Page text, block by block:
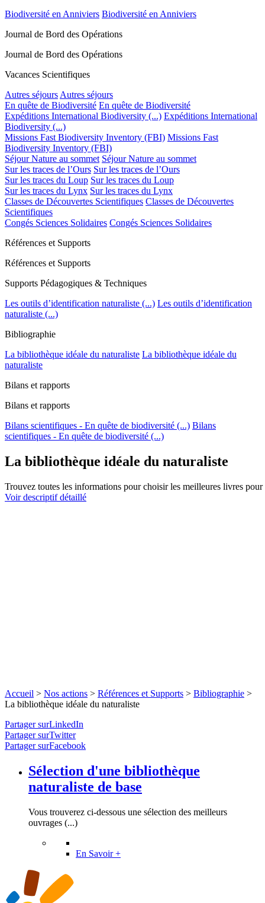
Biodiversité en Anniviers Biodiversité en Anniviers
Journal de Bord des Opérations
Journal de Bord des Opérations
Vacances Scientifiques
Autres séjours Autres séjours
En quête de Biodiversité En quête de Biodiversité
Expéditions International Biodiversity (...) Expéditions International
Biodiversity (...)
Missions Fast Biodiversity Inventory (FBI) Missions Fast
Biodiversity Inventory (FBI)
Séjour Nature au sommet Séjour Nature au sommet
Sur les traces de l’Ours Sur les traces de l’Ours
Sur les traces du Loup Sur les traces du Loup
Sur les traces du Lynx Sur les traces du Lynx
Classes de Découvertes Scientifiques Classes de Découvertes
Scientifiques
Congés Sciences Solidaires Congés Sciences Solidaires
Références et Supports
Références et Supports
Supports Pédagogiques & Techniques
Les outils d’identification naturaliste (...) Les outils d’identification
naturaliste (...)
Bibliographie
La bibliothèque idéale du naturaliste La bibliothèque idéale du
naturaliste
Bilans et rapports
Bilans et rapports
Bilans scientifiques - En quête de biodiversité (...) Bilans
scientifiques - En quête de biodiversité (...)
La bibliothèque idéale du naturaliste
Trouvez toutes les informations pour choisir les meilleures livres
Voir descriptif détaillé
Accueil > Nos actions > Références et Supports > Bibliographie >
La bibliothèque idéale du naturaliste
Partager surLinkedIn
Partager surTwitter
Partager surFacebook
Sélection d'une bibliothèque
naturaliste de base
Vous trouverez ci-dessous une sélection des meilleurs
ouvrages (...)
En Savoir +